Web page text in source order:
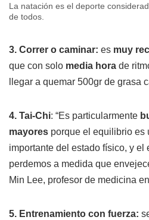
La natación es el deporte
de todos.
3. Correr o caminar: es muy
que con solo media hora de
llegar a quemar 500gr de grasa
4. Tai-Chi: “Es particularmente
mayores porque el equilibrio es
importante del estado físico, y
perdemos a medida que
Min Lee, profesor de medicina
5. Entrenamiento con fuerza: